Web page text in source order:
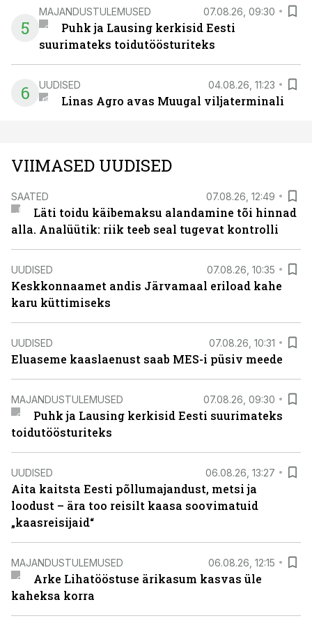
5
MAJANDUSTULEMUSED 07.08.26, 09:30
Puhk ja Lausing kerkisid Eesti
suurimateks toidutöösturiteks
6 UUDISED 04.08.26, 11:23
Linas Agro avas Muugal viljaterminali
VIIMASED UUDISED
SAATED 07.08.26, 12:49
Läti toidu käibemaksu alandamine tõi hinnad
alla. Analüütik: riik teeb seal tugevat kontrolli
UUDISED 07.08.26, 10:35
Keskkonnaamet andis Järvamaal eriload kahe
karu küttimiseks
UUDISED 07.08.26, 10:31
Eluaseme kaaslaenust saab MES-i püsiv meede
MAJANDUSTULEMUSED 07.08.26, 09:30
Puhk ja Lausing kerkisid Eesti suurimateks
toidutöösturiteks
UUDISED 06.08.26, 13:27
Aita kaitsta Eesti põllumajandust, metsi ja
loodust – ära too reisilt kaasa soovimatuid
„kaasreisijaid“
MAJANDUSTULEMUSED 06.08.26, 12:15
Arke Lihatööstuse ärikasum kasvas üle
kaheksa korra